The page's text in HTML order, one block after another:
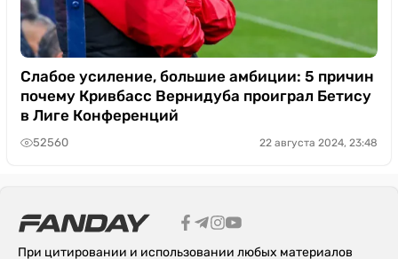
Слабое усиление, большие амбиции: 5 причин
почему Кривбасс Вернидуба проиграл Бетису
в Лиге Конференций
52560 22 августа 2024, 23:48
При цитировании и использовании любых материалов